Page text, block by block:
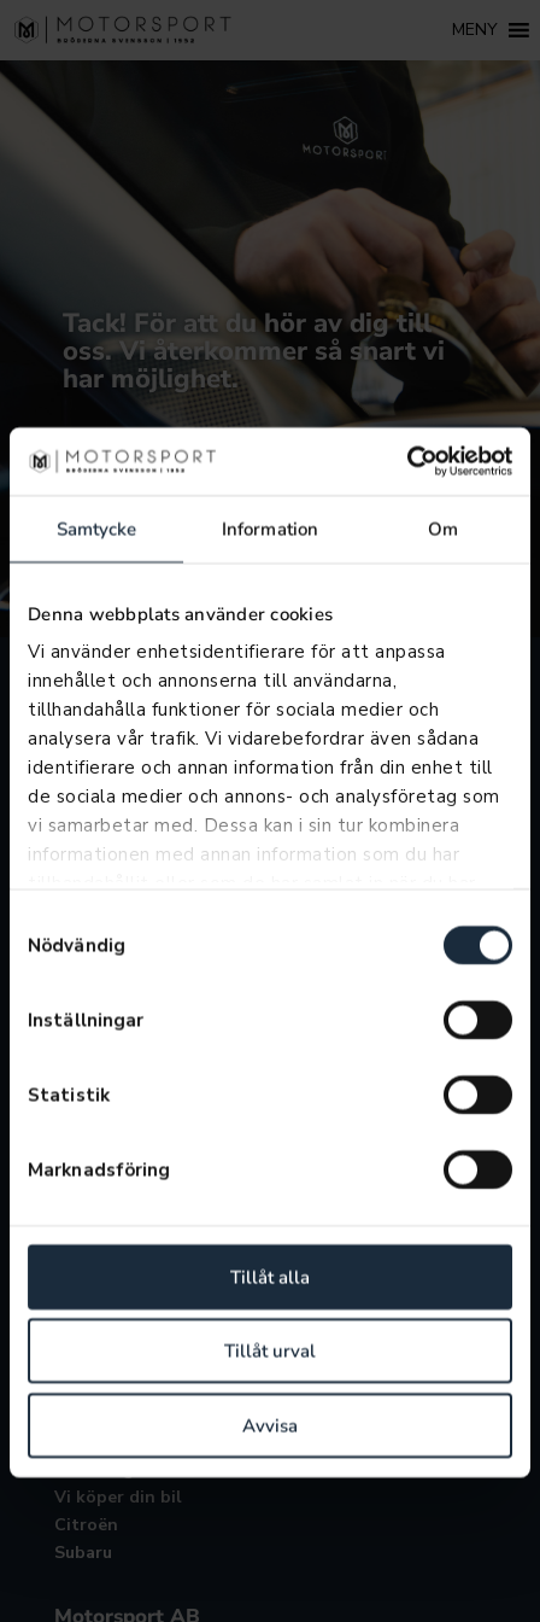
Samtycke Information Om
Denna webbplats använder cookies
Vi använder enhetsidentifierare för att anpassa
innehållet och annonserna till användarna,
tillhandahålla funktioner för sociala medier och
analysera vår trafik. Vi vidarebefordrar även sådana
identifierare och annan information från din enhet till
de sociala medier och annons- och analysföretag som
vi samarbetar med. Dessa kan i sin tur kombinera
informationen med annan information som du har
Nödvändig
Inställningar
Statistik
Marknadsföring
Tillåt alla
Tillåt urval
Avvisa
MENY
Tack! För att du hör av dig till
oss. Vi återkommer så snart vi
har möjlighet.
Öppettider försäljning
Telefontider
Vardagar: 09:00-21:00
Lördagar: 10:00-16:00
Söndagar: 11:00-15:00
Vardagar: 09:00-18:00
Vardagar: 07:00-17:00
Verkstad
Boka reparation
Laga eller byta vindruta
Vi köper din bil
Citroën
Subaru